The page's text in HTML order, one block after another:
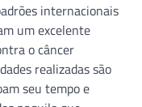
internacionais
um excelente
o câncer
realizadas são
seu tempo e